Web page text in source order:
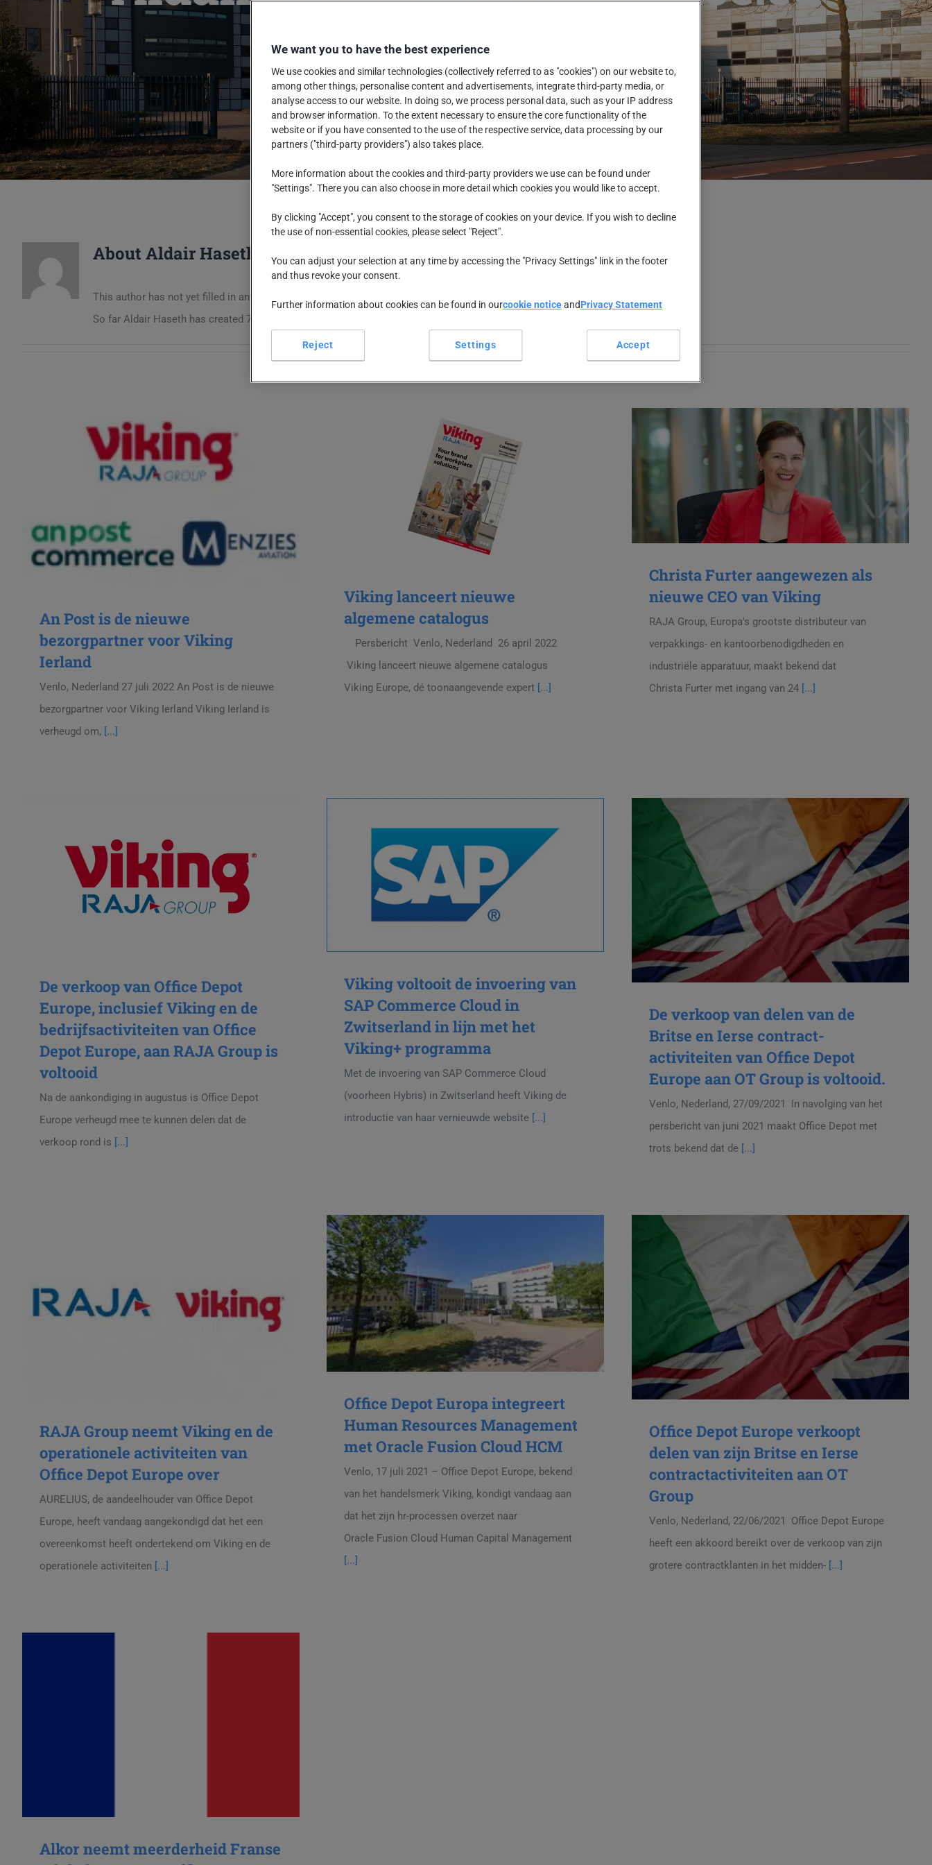
About Aldair Haseth
This author has not yet filled in any details.
So far Aldair Haseth has created 79 blog entries.
An Post is de nieuwe
bezorgpartner voor Viking
Ierland
Venlo, Nederland 27 juli 2022 An Post is de nieuwe
bezorgpartner voor Viking Ierland Viking Ierland is
verheugd om, [...]
Viking lanceert nieuwe
algemene catalogus
Persbericht Venlo, Nederland 26 april 2022
Viking lanceert nieuwe algemene catalogus
Viking Europe, dé toonaangevende expert [...]
Christa Furter aangewezen als
nieuwe CEO van Viking
RAJA Group, Europa's grootste distributeur van
verpakkings- en kantoorbenodigdheden en
industriële apparatuur, maakt bekend dat
Christa Furter met ingang van 24 [...]
De verkoop van Office Depot
Europe, inclusief Viking en de
bedrijfsactiviteiten van Office
Depot Europe, aan RAJA Group is
voltooid
Na de aankondiging in augustus is Office Depot
Europe verheugd mee te kunnen delen dat de
verkoop rond is [...]
Viking voltooit de invoering van
SAP Commerce Cloud in
Zwitserland in lijn met het
Viking+ programma
Met de invoering van SAP Commerce Cloud
(voorheen Hybris) in Zwitserland heeft Viking de
introductie van haar vernieuwde website [...]
De verkoop van delen van de
Britse en Ierse contract-
activiteiten van Office Depot
Europe aan OT Group is voltooid.
Venlo, Nederland, 27/09/2021 In navolging van het
persbericht van juni 2021 maakt Office Depot met
trots bekend dat de [...]
RAJA Group neemt Viking en de
operationele activiteiten van
Office Depot Europe over
AURELIUS, de aandeelhouder van Office Depot
Europe, heeft vandaag aangekondigd dat het een
overeenkomst heeft ondertekend om Viking en de
operationele activiteiten [...]
Office Depot Europa integreert
Human Resources Management
met Oracle Fusion Cloud HCM
Venlo, 17 juli 2021 – Office Depot Europe, bekend
van het handelsmerk Viking, kondigt vandaag aan
dat het zijn hr-processen overzet naar
Oracle Fusion Cloud Human Capital Management
[...]
Office Depot Europe verkoopt
delen van zijn Britse en Ierse
contractactiviteiten aan OT
Group
Venlo, Nederland, 22/06/2021 Office Depot Europe
heeft een akkoord bereikt over de verkoop van zijn
grotere contractklanten in het midden- [...]
Alkor neemt meerderheid Franse
We want you to have the best experience
We use cookies and similar technologies (collectively referred to as "cookies") on our website to,
among other things, personalise content and advertisements, integrate third-party media, or
analyse access to our website. In doing so, we process personal data, such as your IP address
and browser information. To the extent necessary to ensure the core functionality of the
website or if you have consented to the use of the respective service, data processing by our
partners ("third-party providers") also takes place.
More information about the cookies and third-party providers we use can be found under
"Settings". There you can also choose in more detail which cookies you would like to accept.
By clicking "Accept", you consent to the storage of cookies on your device. If you wish to decline
the use of non-essential cookies, please select "Reject".
You can adjust your selection at any time by accessing the "Privacy Settings" link in the footer
and thus revoke your consent.
Further information about cookies can be found in ourcookie noticeandPrivacy Statement
Settings
Reject Accept